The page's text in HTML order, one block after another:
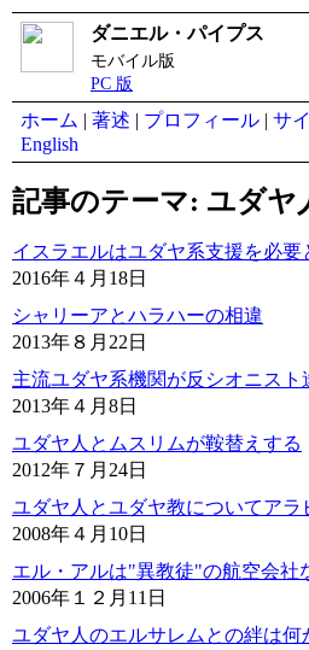
ダニエル・パイプス
モバイル版
PC 版
ホーム | 著述 | プロフィール | サ
English
記事のテーマ: ユダヤ
イスラエルはユダヤ系支援を必要
2016年４月18日
シャリーアとハラハーの相違
2013年８月22日
主流ユダヤ系機関が反シオニスト
2013年４月8日
ユダヤ人とムスリムが鞍替えする
2012年７月24日
ユダヤ人とユダヤ教についてアラ
2008年４月10日
エル・アルは"異教徒"の航空会社
2006年１２月11日
ユダヤ人のエルサレムとの絆は何